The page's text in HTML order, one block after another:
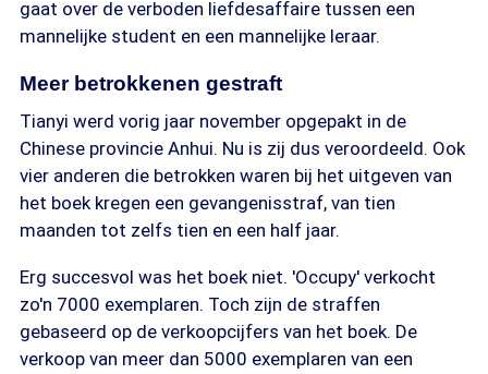
gaat over de verboden liefdesaffaire tussen een
mannelijke student en een mannelijke leraar.
Meer betrokkenen gestraft
Tianyi werd vorig jaar november opgepakt in de
Chinese provincie Anhui. Nu is zij dus veroordeeld. Ook
vier anderen die betrokken waren bij het uitgeven van
het boek kregen een gevangenisstraf, van tien
maanden tot zelfs tien en een half jaar.
Erg succesvol was het boek niet. 'Occupy' verkocht
zo'n 7000 exemplaren. Toch zijn de straffen
gebaseerd op de verkoopcijfers van het boek. De
verkoop van meer dan 5000 exemplaren van een